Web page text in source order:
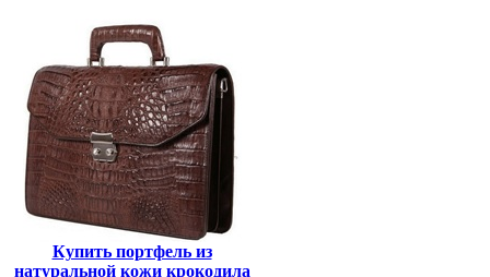
Купить портфель из
натуральной кожи крокодила